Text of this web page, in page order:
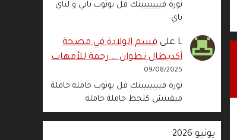
نورة فييييييينك فل يوتوب باني و لباي
باي
L علىقسم الولادة في مصحة
أكديطال تطوان … رحمة للأمهات
09/08/2025
نورة فييييييينك فل يوتوب حاملة حاملة
مبقيتش كتحط حاملة حاملة
يونيو 2026